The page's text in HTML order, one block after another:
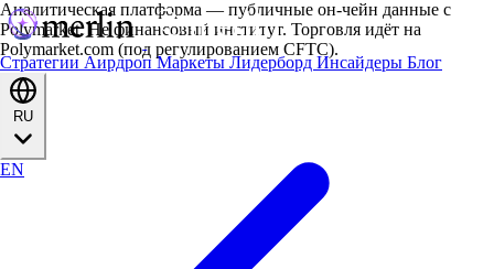
Стратегии АирдропМаркеты Лидерборд Инсайдеры Блог
EN
Аналитическая платформа — публичные он-чейн данные с
Polymarket. Не финансовый институт. Торговля идёт на
Polymarket.com (под регулированием CFTC).